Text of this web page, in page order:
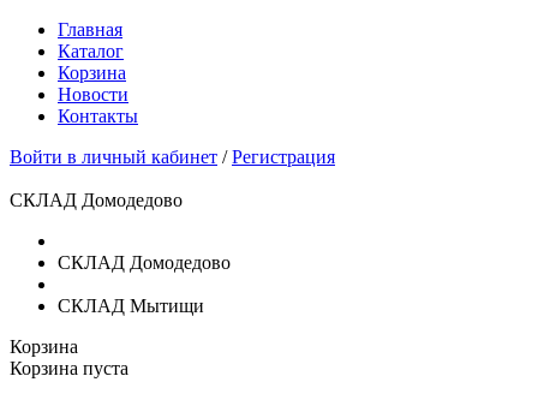
Главная
Каталог
Корзина
Новости
Контакты
Войти в личный кабинет /Регистрация
СКЛАД Домодедово
СКЛАД Домодедово
СКЛАД Мытищи
Корзина
Корзина пуста